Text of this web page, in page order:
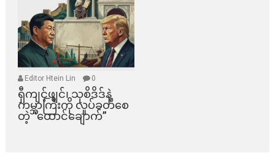
Editor Htein Lin 0
ရှီကျင့်ဖျင်၊ သုစိဒိဒ်နဲ့
ကမ္ဘာကြီးကို လှုပ်ခတ်စေ
တဲ့ “ထောင်ချောက်”